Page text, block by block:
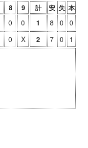
8 9 計 安 失 本
0 0 1 8 0
0
0 X 2 7 0
1